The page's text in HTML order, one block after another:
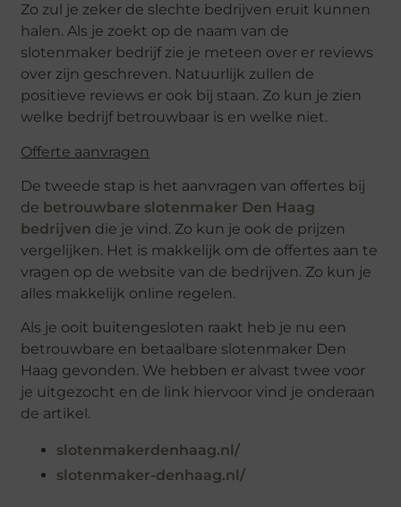
Zo zul je zeker de slechte bedrijven eruit kunnen
halen. Als je zoekt op de naam van de
slotenmaker bedrijf zie je meteen over er reviews
over zijn geschreven. Natuurlijk zullen de
positieve reviews er ook bij staan. Zo kun je zien
welke bedrijf betrouwbaar is en welke niet.
Offerte aanvragen
De tweede stap is het aanvragen van offertes bij
de betrouwbare slotenmaker Den Haag
bedrijven die je vind. Zo kun je ook de prijzen
vergelijken. Het is makkelijk om de offertes aan te
vragen op de website van de bedrijven. Zo kun je
alles makkelijk online regelen.
Als je ooit buitengesloten raakt heb je nu een
betrouwbare en betaalbare slotenmaker Den
Haag gevonden. We hebben er alvast twee voor
je uitgezocht en de link hiervoor vind je onderaan
de artikel.
slotenmakerdenhaag.nl/
slotenmaker-denhaag.nl/